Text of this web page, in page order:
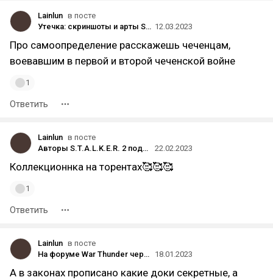
Lainlun в посте
Утечка: скриншоты и арты S.T.A.L.K.E.R. 2. Авторы «слива» утверждают, что у них есть «огромное количество материалов» 12.03.2023
Про самоопределение расскажешь чеченцам,
воевавшим в первой и второй чеченской войне
1
Ответить
Lainlun в посте
Авторы S.T.A.L.K.E.R. 2 поднимут стоимость коллекционного издания — с 339 до 379 долларов
22.02.2023
Коллекционнка на торентах🥰🥰🥰
1
Ответить
Lainlun в посте
На форуме War Thunder через день после прошлой утечки произошла новая утечка секретных данных
18.01.2023
А в законах прописано какие доки секретные, а